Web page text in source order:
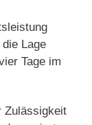
Lage
Tage im
Zulässigkeit